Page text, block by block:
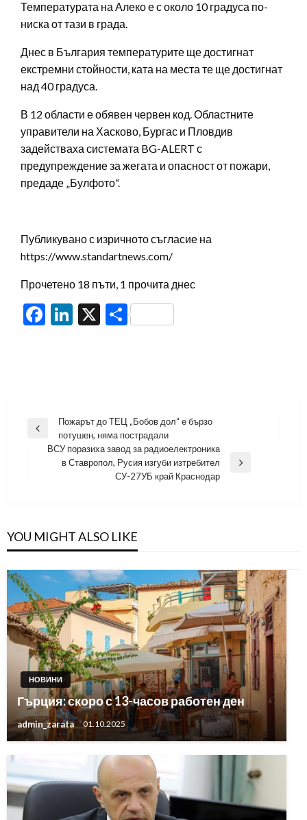
Температурата на Алеко е с около 10 градуса по-
ниска от тази в града.
Днес в България температурите ще достигнат
екстремни стойности, ката на места те ще достигнат
над 40 градуса.
В 12 области е обявен червен код. Областните
управители на Хасково, Бургас и Пловдив
задействаха системата BG-ALERT с
предупреждение за жегата и опасност от пожари,
предаде „Булфото“.
Публикувано с изричното съгласие на
https://www.standartnews.com/
Прочетено 18 пъти, 1 прочита днес
Facebook
LinkedIn
X Share
Навигация
Previous
Пожарът до ТЕЦ „Бобов дол“ е бързо
потушен, няма пострадали
ВСУ поразиха завод за радиоелектроника
в Ставропол, Русия изгуби изтребител
СУ-27УБ край Краснодар
YOU MIGHT ALSO LIKE
НОВИНИ
Гърция: скоро с 13-часов работен ден
admin_zarata 01.10.2025